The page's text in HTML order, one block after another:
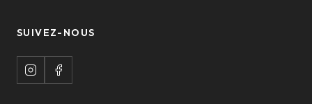
SUIVEZ-NOUS